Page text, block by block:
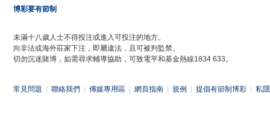
博彩要有節制
未滿十八歲人士不得投注或進入可投注的地方。
向非法或海外莊家下注，即屬違法，且可被判監禁。
切勿沉迷賭博，如需尋求輔導協助，可致電平和基金熱線1834 633。
常見問題 聯絡我們 傳媒專用區 網頁指南 規例 提倡有節制博彩 私